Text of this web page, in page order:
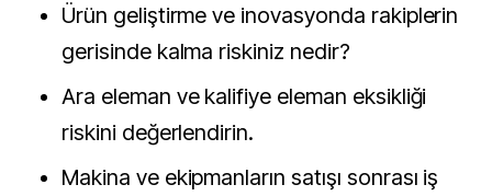
Ürün geliştirme ve inovasyonda rakiplerin
gerisinde kalma riskiniz nedir?
Ara eleman ve kalifiye eleman eksikliği
riskini değerlendirin.
Makina ve ekipmanların satışı sonrası iş